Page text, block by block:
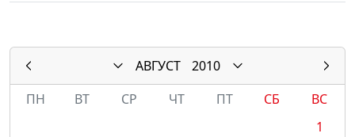
АВГУСТ
2010
ПН
ВТ СР ЧТ ПТ СБ
ВС
1